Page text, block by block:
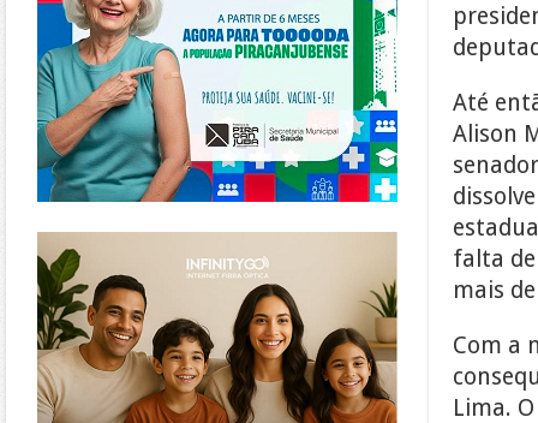
Até
Alison
falta
mais
Com a
Lima.
https://www.infinitygo.com.br/